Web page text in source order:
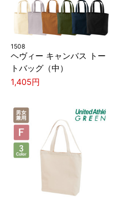
1508
ヘヴィー キャンバス トー
トバッグ（中）
1,405円